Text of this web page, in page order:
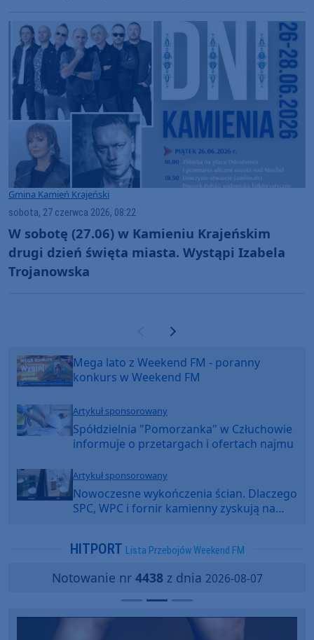
Gmina Kamień Krajeński
sobota, 27 czerwca 2026, 08:22
W sobotę (27.06) w Kamieniu Krajeńskim
drugi dzień święta miasta. Wystąpi Izabela
Trojanowska
Poprzednia strona
Następna strona
Mega lato z Weekend FM - poranny
konkurs w Weekend FM
Artykuł sponsorowany
Spółdzielnia "Pomorzanka" w Człuchowie
informuje o przetargach i ofertach najmu
Artykuł sponsorowany
Nowoczesne wykończenia ścian. Dlaczego
SPC, WPC i fornir kamienny zyskują na
HITPORT Lista Przebojów Weekend FM
Notowanie nr 4438z dnia 2026-08-07